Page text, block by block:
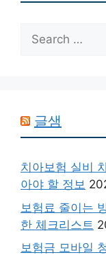
Search
for:
글샘
치아보험 실비
아야 할 정보
보험료 줄이는
한 체크리스트
보험금 모바일